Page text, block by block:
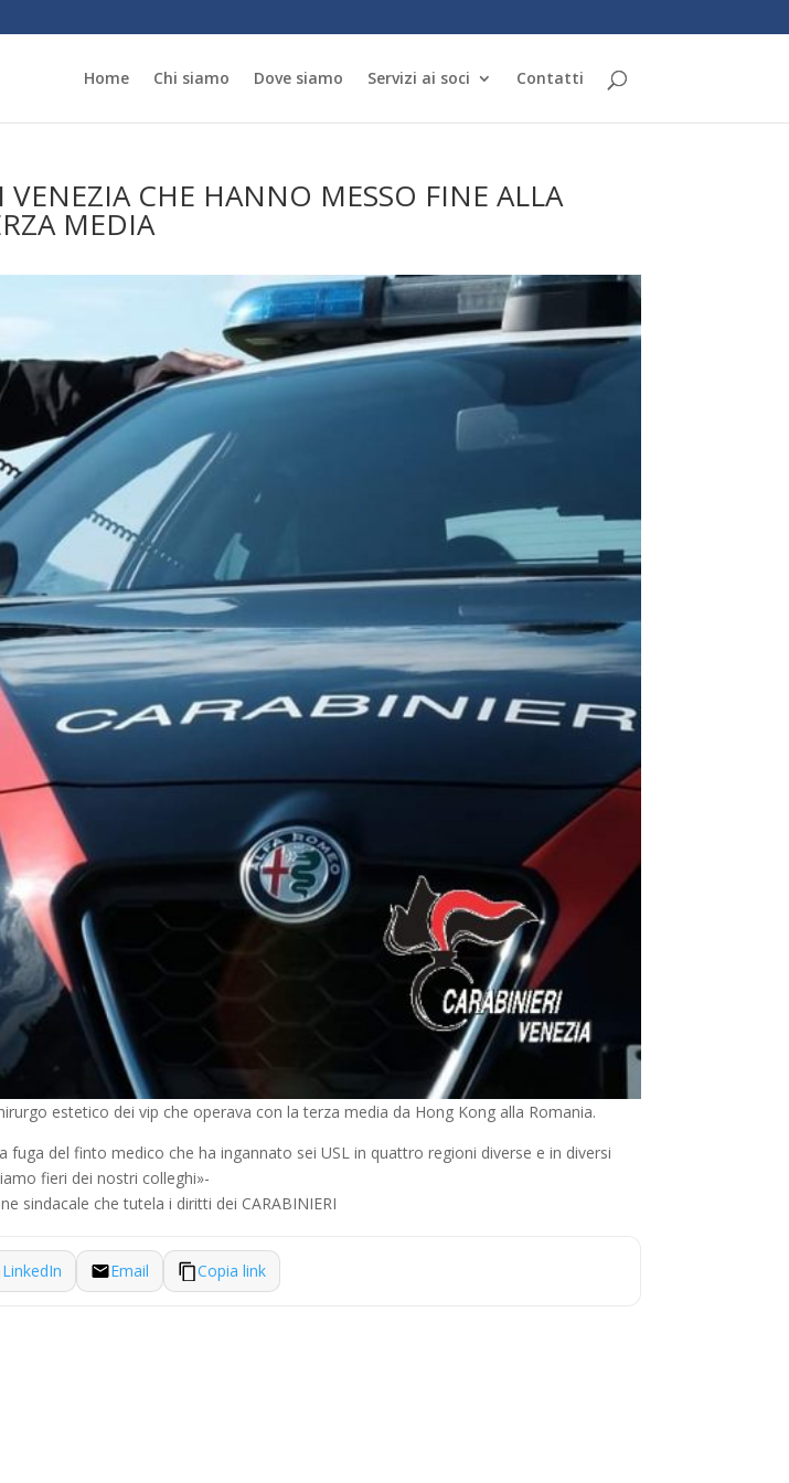
Home Chi siamo Dove siamo Servizi ai soci Contatti
CHE HANNO MESSO FINE ALLA
MEDIA
estetico dei vip che operava con la terza media da Hong Kong alla Romania.
del finto medico che ha ingannato sei USL in quattro regioni diverse e in diversi
fieri dei nostri colleghi»-
sindacale che tutela i diritti dei CARABINIERI
LinkedIn Email Copia link